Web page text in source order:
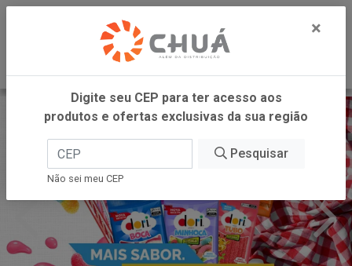
×
Digite seu CEP para ter acesso aos
produtos e ofertas exclusivas da sua região
Pesquisar
Não sei meu CEP